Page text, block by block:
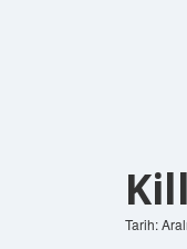
Tarih: